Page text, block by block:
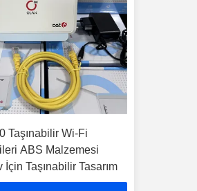
Taşınabilir Wi-Fi
ABS Malzemesi
İçin Taşınabilir Tasarım